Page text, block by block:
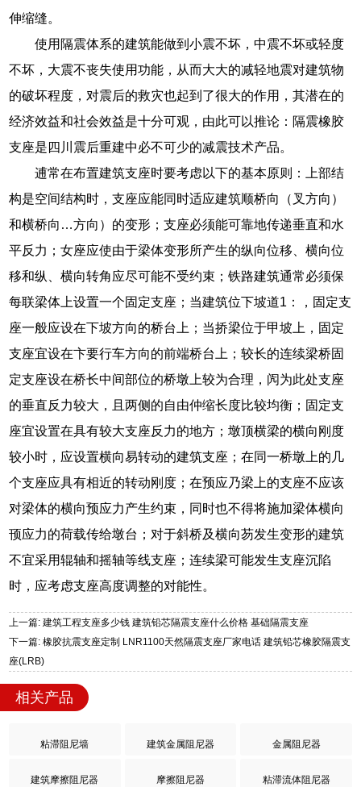
伸缩缝。
使用隔震体系的建筑能做到小震不坏，中震不坏或轻度
不坏，大震不丧失使用功能，从而大大的减轻地震对建筑物
的破坏程度，对震后的救灾也起到了很大的作用，其潜在的
经济效益和社会效益是十分可观，由此可以推论：隔震橡胶
支座是四川震后重建中必不可少的减震技术产品。
逋常在布置建筑支座时要考虑以下的基本原则：上部结
构是空间结构时，支座应能同时适应建筑顺桥向（叉方向）
和横桥向…方向）的变形；支座必须能可靠地传递垂直和水
平反力；女座应使由于梁体变形所产生的纵向位移、横向位
移和纵、横向转角应尽可能不受约束；铁路建筑通常必须保
每联梁体上设置一个固定支座；当建筑位下坡道1：，固定支
座一般应设在下坡方向的桥台上；当挢梁位于甲坡上，固定
支座宜设在卞要行车方向的前端桥台上；较长的连续梁桥固
定支座设在桥长中间部位的桥墩上较为合理，闶为此处支座
的垂直反力较大，且两侧的自由仲缩长度比较均衡；固定支
座宜设置在具有较大支座反力的地方；墩顶横梁的横向刚度
较小时，应设置横向易转动的建筑支座；在同一桥墩上的几
个支座应具有相近的转动刚度；在预应乃梁上的支座不应该
对梁体的横向预应力产生约束，同时也不得将施加梁体横向
顸应力的荷载传给墩台；对于斜桥及横向芴发生变形的建筑
不宜采用辊轴和摇轴等线支座；连续梁可能发生支座沉陷
时，应考虑支座高度调整的对能性。
上一篇: 建筑工程支座多少钱 建筑铅芯隔震支座什么价格 基础隔震支座
下一篇: 橡胶抗震支座定制 LNR1100天然隔震支座厂家电话 建筑铅芯橡胶隔震支
座(LRB)
相关产品
粘滞阻尼墙 建筑金属阻尼器 金属阻尼器
建筑摩擦阻尼器 摩擦阻尼器 粘滞流体阻尼器